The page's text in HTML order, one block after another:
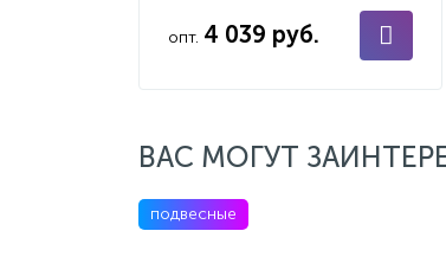
опт. 4 039 руб.
ВАС МОГУТ
подвесные